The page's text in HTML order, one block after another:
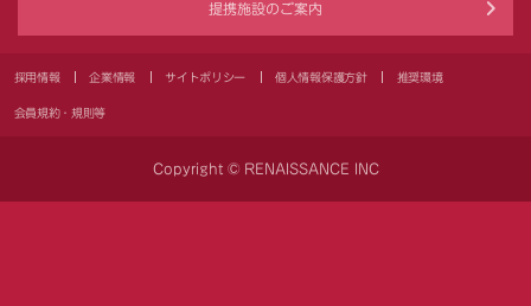
提携施設のご案内
採用情報 企業情報 サイトポリシー 個人情報保護方針 推奨環境
会員規約・規則等
Copyright © RENAISSANCE INC